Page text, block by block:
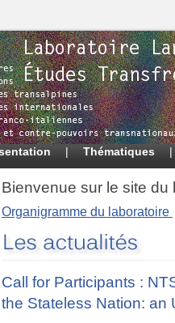
| Thématiques
Bienvenue sur le site du
Organigramme du laboratoire
Call for Participants :
the Stateless Nation: an